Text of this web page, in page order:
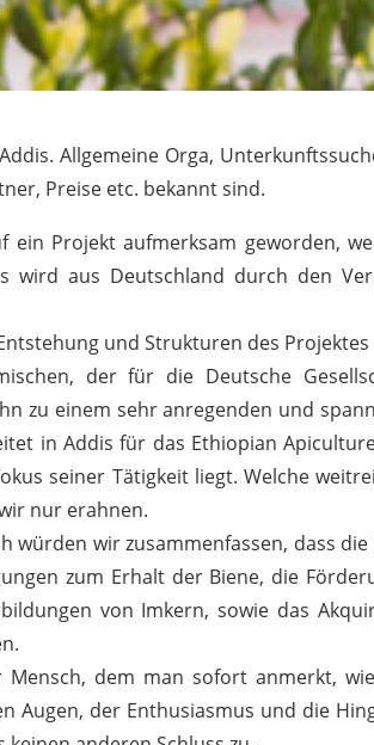
Allgemeine Orga,
Preise etc. bekannt sind.
ein Projekt aufmerksam geworden,
wird aus Deutschland durch den
und Strukturen des
der für die Deutsche
zu einem sehr anregenden und
in Addis für das Ethiopian
seiner Tätigkeit liegt. Welche
nur erahnen.
würden wir zusammenfassen, dass
zum Erhalt der Biene, die
von Imkern, sowie das
dem man sofort anmerkt,
Augen, der Enthusiasmus und die